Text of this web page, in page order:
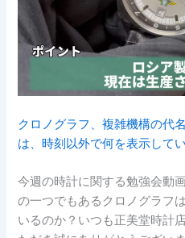
クロノグラフ、複雑機構の代
は、時刻以外で何を表示して
今週の時計に関する勉強会動
の一つでもあるクロノグラフ
いるのか？いつも正美堂時計